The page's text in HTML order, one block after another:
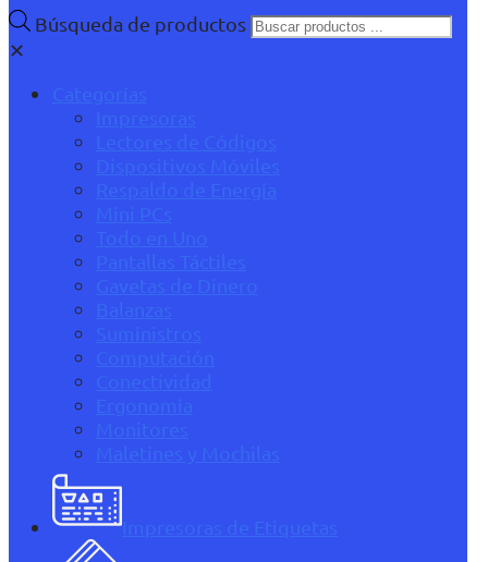
Búsqueda de productos
✕
Categorías
Impresoras
Lectores de Códigos
Dispositivos Móviles
Respaldo de Energía
Mini PCs
Todo en Uno
Pantallas Táctiles
Gavetas de Dinero
Balanzas
Suministros
Computación
Conectividad
Ergonomía
Monitores
Maletines y Mochilas
Impresoras de Etiquetas